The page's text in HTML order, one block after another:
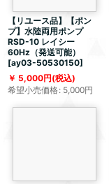
【リユース品】【ポン
プ】水陸両用ポンプ
RSD-10 レイシー
60Hz（発送可能）
[ay03-50530150]
5,000円(税込)
希望小売価格: 5,000円